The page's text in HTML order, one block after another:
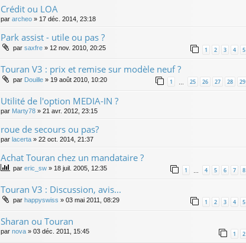
Crédit ou LOA
par archeo » 17 déc. 2014, 23:18
Park assist - utile ou pas ?
par saxfre » 12 nov. 2010, 20:25 1 2 3 4 5
Touran V3 : prix et remise sur modèle neuf ?
par Douille » 19 août 2010, 10:20 1 25 26 27 28 29
Utilité de l'option MEDIA-IN ?
par Marty78 » 21 avr. 2012, 23:15
roue de secours ou pas?
par lacerta » 22 oct. 2014, 21:37
Achat Touran chez un mandataire ?
par eric_sw » 18 juil. 2005, 12:35 1 4 5 6 7 8
Touran V3 : Discussion, avis...
par happyswiss » 03 mai 2011, 08:29 1 2 3 4 5
Sharan ou Touran
par nova » 03 déc. 2011, 15:45 1 2